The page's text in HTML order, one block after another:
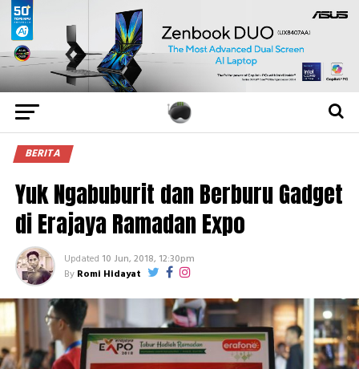
BERITA
Yuk Ngabuburit dan Berburu Gadget
di Erajaya Ramadan Expo
Updated 10 Jun, 2018, 12:30pm
By Romi Hidayat